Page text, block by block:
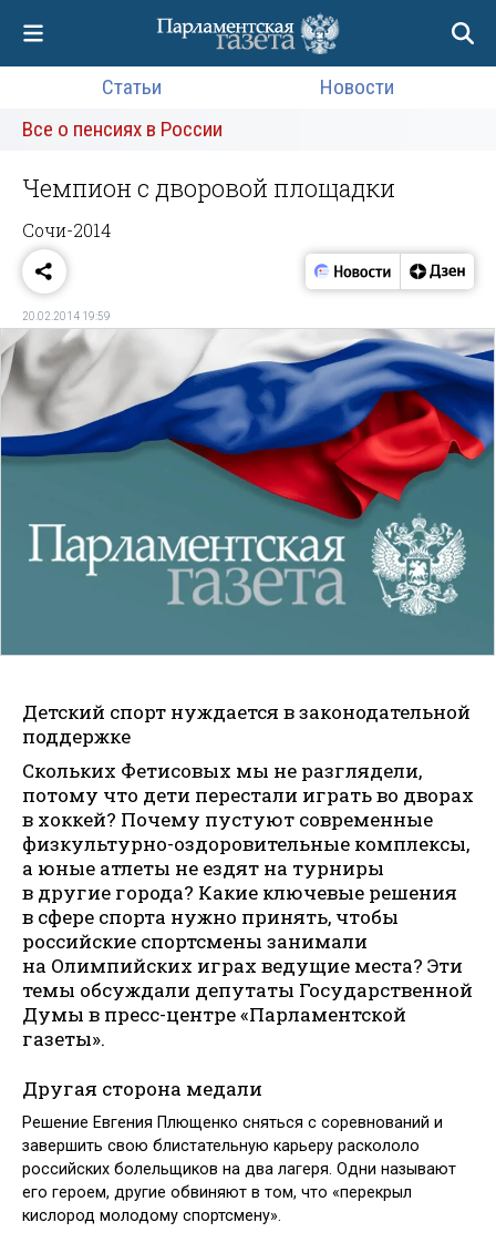
Статьи
Новости
Все о пенсиях в России
Чемпион с дворовой площадки
Сочи-2014
20.02.2014 19:59
Детский спорт нуждается в законодательной
поддержке
Скольких Фетисовых мы не разглядели,
потому что дети перестали играть во дворах
в хоккей? Почему пустуют современные
физкультурно-оздоровительные комплексы,
а юные атлеты не ездят на турниры
в другие города? Какие ключевые решения
в сфере спорта нужно принять, чтобы
российские спортсмены занимали
на Олимпийских играх ведущие места? Эти
темы обсуждали депутаты Государственной
Думы в пресс-центре «Парламентской
газеты».
Другая сторона медали
Решение Евгения Плющенко сняться с соревнований и
завершить свою блистательную карьеру раскололо
российских болельщиков на два лагеря. Одни называют
его героем, другие обвиняют в том, что «перекрыл
кислород молодому спортсмену».